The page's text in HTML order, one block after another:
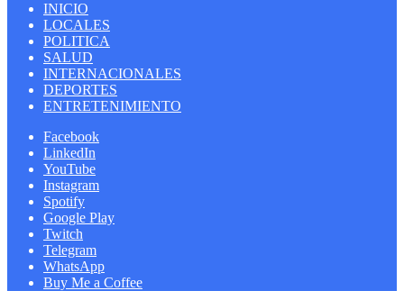
INICIO
LOCALES
POLITICA
SALUD
INTERNACIONALES
DEPORTES
ENTRETENIMIENTO
Facebook
LinkedIn
YouTube
Instagram
Spotify
Google Play
Twitch
Telegram
WhatsApp
Buy Me a Coffee